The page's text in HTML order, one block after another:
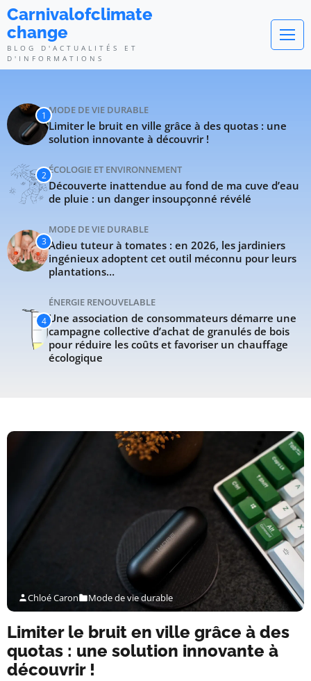
Carnivalofclimatechange -
Carnivalofclimate
change
BLOG D'ACTUALITÉS ET
D'INFORMATIONS
1 MODE DE VIE DURABLE
Limiter le bruit en ville grâce à des quotas : une
solution innovante à découvrir !
2 ÉCOLOGIE ET ENVIRONNEMENT
Découverte inattendue au fond de ma cuve d’eau
de pluie : un danger insoupçonné révélé
3
MODE DE VIE DURABLE
Adieu tuteur à tomates : en 2026, les jardiniers
ingénieux adoptent cet outil méconnu pour leurs
plantations…
4
ÉNERGIE RENOUVELABLE
Une association de consommateurs démarre une
campagne collective d’achat de granulés de bois
pour réduire les coûts et favoriser un chauffage
écologique
Chloé Caron Mode de vie durable
Limiter le bruit en ville grâce à des
quotas : une solution innovante à
découvrir !